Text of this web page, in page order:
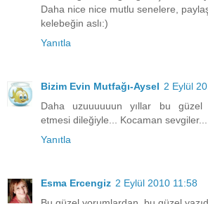
Daha nice nice mutlu senelere,
kelebeğin aslı:)
Yanıtla
Bizim Evin Mutfağı-Aysel 2 Eylül
Daha uzuuuuuun yıllar bu güzel
etmesi dileğiyle... Kocaman sevgiler...
Yanıtla
Esma Ercengiz 2 Eylül 2010 11:58